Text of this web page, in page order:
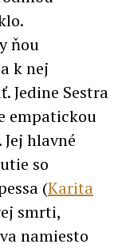
ňou
k nej
Jedine Sestra
empatickou
hlavné
so
(Karita
smrti,
namiesto